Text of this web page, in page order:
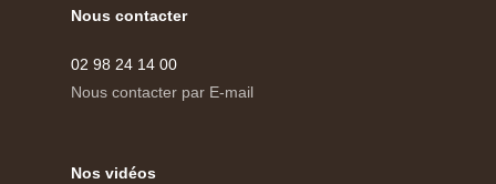
Nous contacter
02 98 24 14 00
Nous contacter par E-mail
Nos vidéos